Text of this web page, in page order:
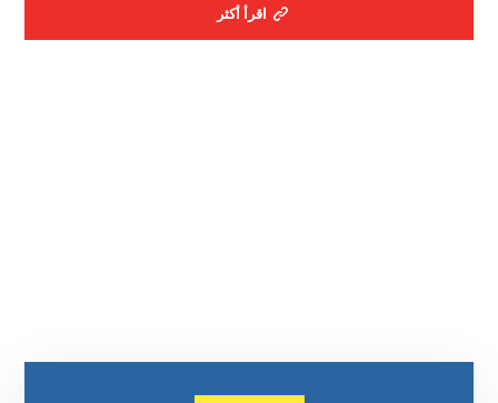
اقرأ أكثر